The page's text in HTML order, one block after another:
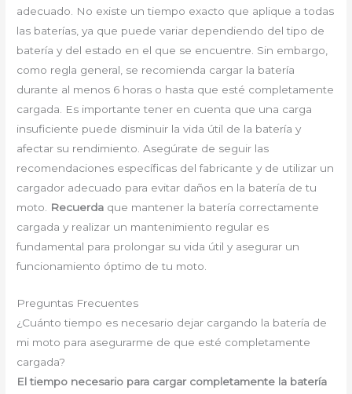
adecuado. No existe un tiempo exacto que aplique a todas
las baterías, ya que puede variar dependiendo del tipo de
batería y del estado en el que se encuentre. Sin embargo,
como regla general, se recomienda cargar la batería
durante al menos 6 horas o hasta que esté completamente
cargada. Es importante tener en cuenta que una carga
insuficiente puede disminuir la vida útil de la batería y
afectar su rendimiento. Asegúrate de seguir las
recomendaciones específicas del fabricante y de utilizar un
cargador adecuado para evitar daños en la batería de tu
moto.
Recuerda que mantener la batería correctamente
cargada y realizar un mantenimiento regular es
fundamental para prolongar su vida útil y asegurar un
funcionamiento óptimo de tu moto.
Preguntas Frecuentes
¿Cuánto tiempo es necesario dejar cargando la batería de
mi moto para asegurarme de que esté completamente
cargada?
El tiempo necesario para cargar completamente la batería